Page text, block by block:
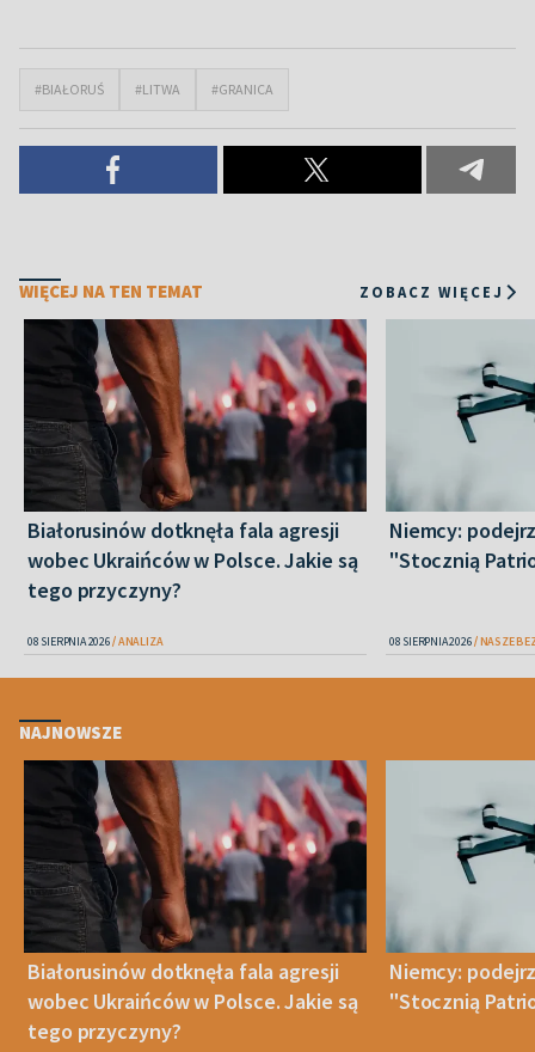
#BIAŁORUŚ #LITWA #GRANICA
WIĘCEJ NA TEN TEMAT ZOBACZ WIĘCEJ
Białorusinów dotknęła fala agresji
wobec Ukraińców w Polsce. Jakie są
tego przyczyny?
08 SIERPNIA 2026 ANALIZA
Niemcy:
"Stocznią
08 SIERPNIA 2026 NASZE
NAJNOWSZE
Białorusinów dotknęła fala agresji
wobec Ukraińców w Polsce. Jakie są
tego przyczyny?
Niemcy:
"Stocznią